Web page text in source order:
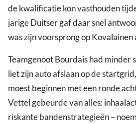
de kwalificatie kon vasthouden
jarige Duitser gaf daar snel
was zijn voorsprong op Kovalainen
Teamgenoot Bourdais had minder
liet zijn auto afslaan op de
moest beginnen met een ronde
Vettel gebeurde van alles:
riskante bandenstrategieën –